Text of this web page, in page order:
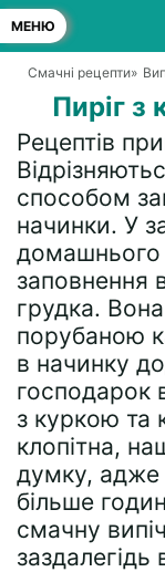
МЕНЮ
Смачні рецепти»
Пиріг з
Рецептів
способом
начинки. У
домашнього
заповнення
грудка.
порубаною
в начинку
господарок
з куркою та
клопітна,
думку, адже
більше
смачну
заздалегідь